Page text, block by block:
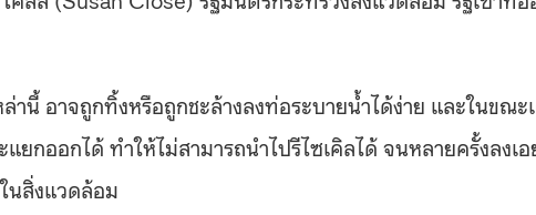
านี้ อาจถูกทิ้งหรือถูกชะล้างลงท่อระบายน้ำได้ง่าย และในขณะ
ยกออกได้ ทำให้ไม่สามารถนำไปรีไซเคิลได้ จนหลายครั้งลงเ
นสิ่งแวดล้อม